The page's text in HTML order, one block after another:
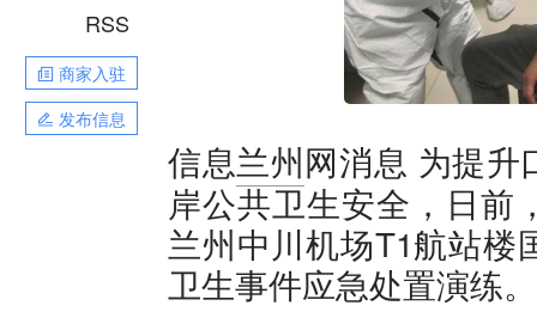
RSS
商家入驻
发布信息
信息兰州网消息 为提升
岸公共卫生安全，日前
兰州中川机场T1航站楼
卫生事件应急处置演练。